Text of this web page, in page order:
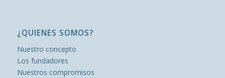
¿QUIENES SOMOS?
Nuestro concepto
Los fundadores
Nuestros compromisos